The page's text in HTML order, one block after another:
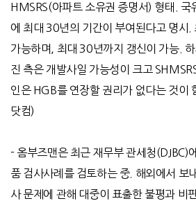
HMSRS(아파트 소유권 증명서) 형태 국
에 최대 30년의 기간이 부여된다고 명시
가능하며 , 최대 30년까지 갱신이 가능.
진 측은 개발사일 가능성이 크고
인은HGB를 연장할 권리가 없다는 것이
닷컴)
- 옴부즈맨은 최근 재무부 관세청(DJBC)
품 검사사례를 검토하는 중. 해외에서 보
사 문제에 관해 대중이 표출한 불평과 비